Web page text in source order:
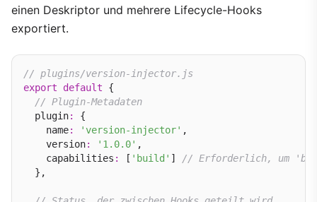
einen Deskriptor und mehrere Lifecycle-Hooks
exportiert.
// plugins/version-injector.js
export
default {
// Plugin-Metadaten
  plugin
:
{
    name
: 'version-injector' ,
    version
: '1.0.0' ,
    capabilities
: [ 'build' ]
// Erforderlich, um
  },